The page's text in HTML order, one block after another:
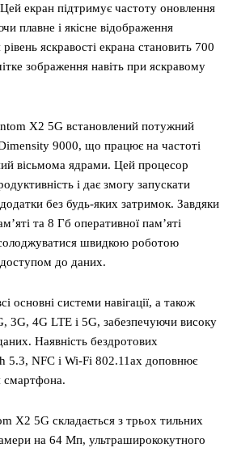
екран підтримує частоту оновлення
плавне і якісне відображення
яскравості екрана становить 700
зображення навіть при яскравому
X2 5G встановлений потужний
9000, що працює на частоті
вісьмома ядрами. Цей процесор
і дає змогу запускати
без будь-яких затримок. Завдяки
та 8 Гб оперативної пам’яті
швидкою роботою
доступом до даних.
основні системи навігації, а також
3G, 4G LTE і 5G, забезпечуючи високу
Наявність бездротових
5.3, NFC і Wi-Fi 802.11ax доповнює
смартфона.
X2 5G складається з трьох тильних
на 64 Мп, ультраширококутного